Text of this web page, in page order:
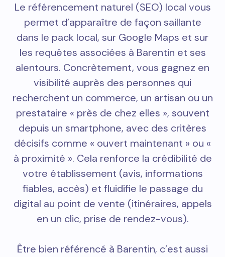
Le référencement naturel (SEO) local vous
permet d’apparaître de façon saillante
dans le pack local, sur Google Maps et sur
les requêtes associées à Barentin et ses
alentours. Concrètement, vous gagnez en
visibilité auprès des personnes qui
recherchent un commerce, un artisan ou un
prestataire « près de chez elles », souvent
depuis un smartphone, avec des critères
décisifs comme « ouvert maintenant » ou «
à proximité ». Cela renforce la crédibilité de
votre établissement (avis, informations
fiables, accès) et fluidifie le passage du
digital au point de vente (itinéraires, appels
en un clic, prise de rendez-vous).
Être bien référencé à Barentin, c’est aussi